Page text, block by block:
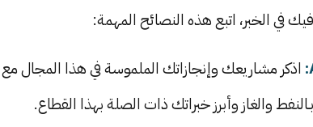
في الخبر، اتبع هذه النصائح المهمة:
اذكر مشاريعك وإنجازاتك الملموسة في هذا المجال مع
والغاز وأبرز خبراتك ذات الصلة بهذا القطاع.